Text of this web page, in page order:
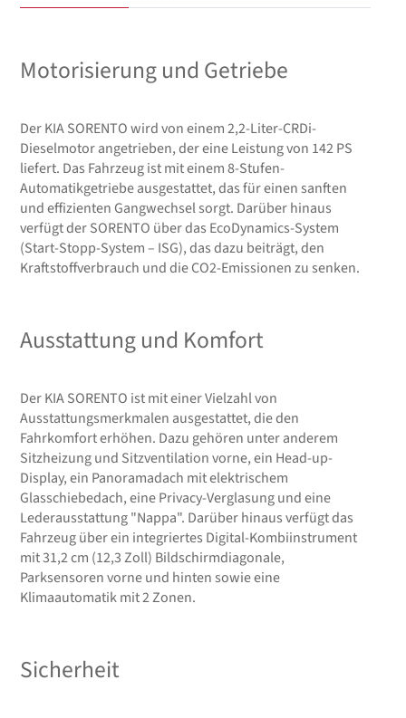
Motorisierung und Getriebe
Der KIA SORENTO wird von einem 2,2-Liter-CRDi-
Dieselmotor angetrieben, der eine Leistung von 142 PS
liefert. Das Fahrzeug ist mit einem 8-Stufen-
Automatikgetriebe ausgestattet, das für einen sanften
und effizienten Gangwechsel sorgt. Darüber hinaus
verfügt der SORENTO über das EcoDynamics-System
(Start-Stopp-System – ISG), das dazu beiträgt, den
Kraftstoffverbrauch und die CO2-Emissionen zu senken.
Ausstattung und Komfort
Der KIA SORENTO ist mit einer Vielzahl von
Ausstattungsmerkmalen ausgestattet, die den
Fahrkomfort erhöhen. Dazu gehören unter anderem
Sitzheizung und Sitzventilation vorne, ein Head-up-
Display, ein Panoramadach mit elektrischem
Glasschiebedach, eine Privacy-Verglasung und eine
Lederausstattung "Nappa". Darüber hinaus verfügt das
Fahrzeug über ein integriertes Digital-Kombiinstrument
mit 31,2 cm (12,3 Zoll) Bildschirmdiagonale,
Parksensoren vorne und hinten sowie eine
Klimaautomatik mit 2 Zonen.
Sicherheit